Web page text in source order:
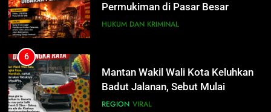
7
Berknalpot Brong
HUKUM DAN KRIMINAL
8
Palangka Raya, Diduga Sengaja
Dibakar Penghuninya
HUKUM DAN KRIMINAL
Badut Jalanan, Sebut Mulai
Meresahkan Pengendara
REGION VIRAL